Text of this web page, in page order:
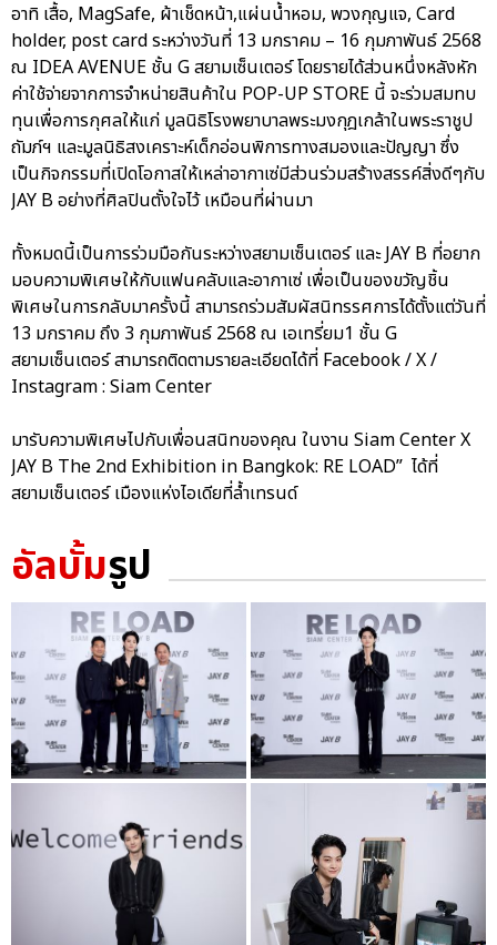
อาทิ เสื้อ, MagSafe, ผ้าเช็ดหน้า,แผ่นน้ำหอม, พวงกุญแจ, Card
holder, post card ระหว่างวันที่ 13 มกราคม – 16 กุมภาพันธ์ 2568
ณ IDEA AVENUE ชั้น G สยามเซ็นเตอร์ โดยรายได้ส่วนหนึ่งหลังหัก
ค่าใช้จ่ายจากการจำหน่ายสินค้าใน POP-UP STORE นี้ จะร่วมสมทบ
ทุนเพื่อการกุศลให้แก่ มูลนิธิโรงพยาบาลพระมงกุฎเกล้าในพระราชูป
ถัมภ์ฯ และมูลนิธิสงเคราะห์เด็กอ่อนพิการทางสมองและปัญญา ซึ่ง
เป็นกิจกรรมที่เปิดโอกาสให้เหล่าอากาเซ่มีส่วนร่วมสร้างสรรค์สิ่งดีๆกับ
JAY B อย่างที่ศิลปินตั้งใจไว้ เหมือนที่ผ่านมา
ทั้งหมดนี้เป็นการร่วมมือกันระหว่างสยามเซ็นเตอร์ และ JAY B ที่อยาก
มอบความพิเศษให้กับแฟนคลับและอากาเซ่ เพื่อเป็นของขวัญชิ้น
พิเศษในการกลับมาครั้งนี้ สามารถร่วมสัมผัสนิทรรศการได้ตั้งแต่วันที่
13 มกราคม ถึง 3 กุมภาพันธ์ 2568 ณ เอเทรี่ยม1 ชั้น G
สยามเซ็นเตอร์ สามารถติดตามรายละเอียดได้ที่ Facebook / X /
Instagram : Siam Center
มารับความพิเศษไปกับเพื่อนสนิทของคุณ ในงาน Siam Center X
JAY B The 2nd Exhibition in Bangkok: RE LOAD” ได้ที่
สยามเซ็นเตอร์ เมืองแห่งไอเดียที่ล้ำเทรนด์
อัลบั้มรูป